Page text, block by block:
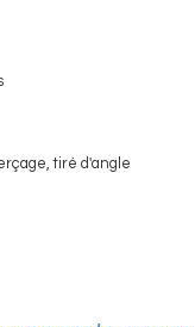
tiré d'angle